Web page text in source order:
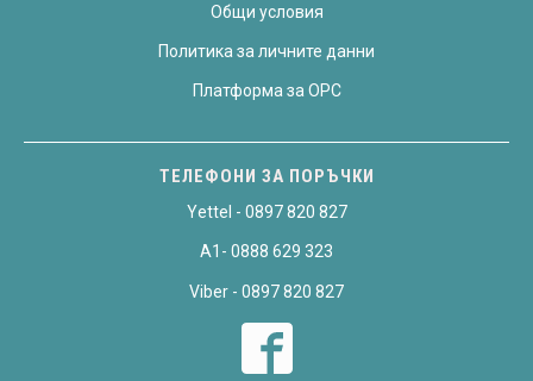
Общи условия
Политика за личните данни
Платформа за OPC
ТЕЛЕФОНИ ЗА ПОРЪЧКИ
Yettel - 0897 820 827
A1- 0888 629 323
Viber - 0897 820 827